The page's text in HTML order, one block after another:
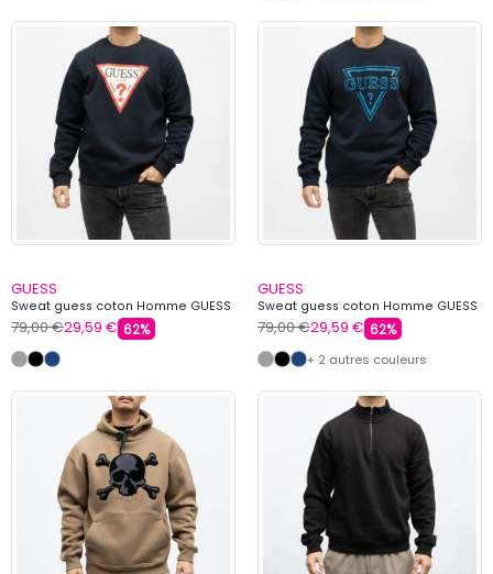
GUESS
Sweat guess coton Homme GUESS
79,00 €29,59 € 62%
GUESS
Sweat guess coton Homme GUESS
79,00 €29,59 € 62%
+ 2 autres couleurs